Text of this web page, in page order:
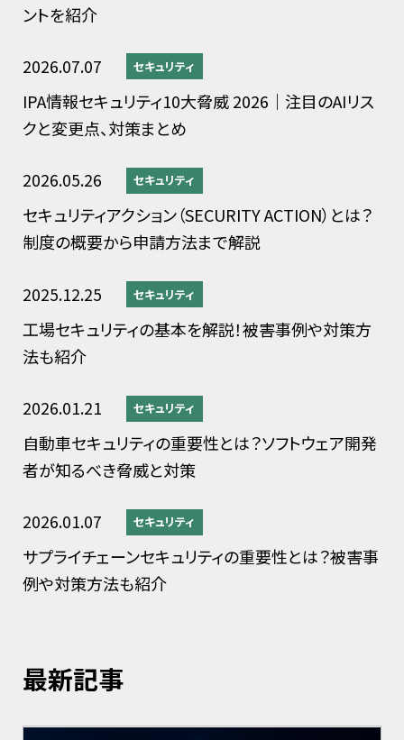
ントを紹介
2026.07.07 セキュリティ
IPA情報セキュリティ10大脅威 2026｜注目のAIリス
クと変更点、対策まとめ
2026.05.26 セキュリティ
セキュリティアクション（SECURITY ACTION）とは？
制度の概要から申請方法まで解説
2025.12.25 セキュリティ
工場セキュリティの基本を解説！被害事例や対策方
法も紹介
2026.01.21 セキュリティ
自動車セキュリティの重要性とは？ソフトウェア開発
者が知るべき脅威と対策
2026.01.07 セキュリティ
サプライチェーンセキュリティの重要性とは？被害事
例や対策方法も紹介
最新記事